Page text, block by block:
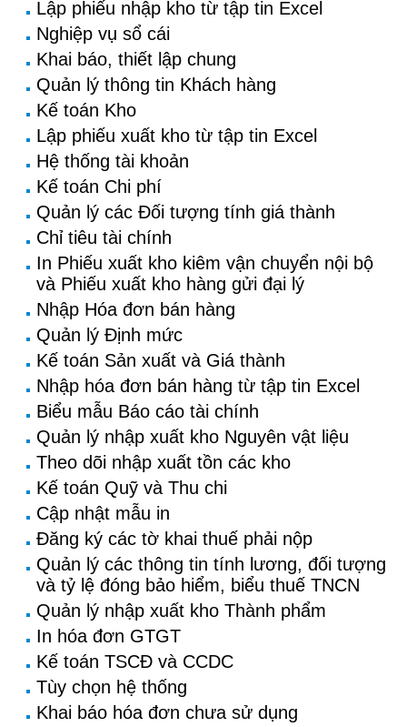
Lập phiếu nhập kho từ tập tin Excel
Nghiệp vụ sổ cái
Khai báo, thiết lập chung
Quản lý thông tin Khách hàng
Kế toán Kho
Lập phiếu xuất kho từ tập tin Excel
Hệ thống tài khoản
Kế toán Chi phí
Quản lý các Đối tượng tính giá thành
Chỉ tiêu tài chính
In Phiếu xuất kho kiêm vận chuyển nội bộ
và Phiếu xuất kho hàng gửi đại lý
Nhập Hóa đơn bán hàng
Quản lý Định mức
Kế toán Sản xuất và Giá thành
Nhập hóa đơn bán hàng từ tập tin Excel
Biểu mẫu Báo cáo tài chính
Quản lý nhập xuất kho Nguyên vật liệu
Theo dõi nhập xuất tồn các kho
Kế toán Quỹ và Thu chi
Cập nhật mẫu in
Đăng ký các tờ khai thuế phải nộp
Quản lý các thông tin tính lương, đối tượng
và tỷ lệ đóng bảo hiểm, biểu thuế TNCN
Quản lý nhập xuất kho Thành phẩm
In hóa đơn GTGT
Kế toán TSCĐ và CCDC
Tùy chọn hệ thống
Khai báo hóa đơn chưa sử dụng